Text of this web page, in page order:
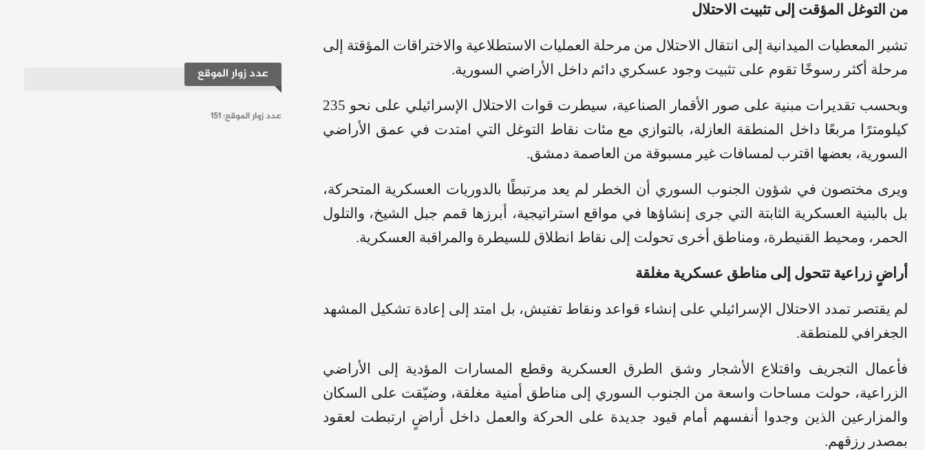
من التوغل المؤقت إلى تثبيت الاحتلال
تشير المعطيات الميدانية إلى انتقال الاحتلال من مرحلة العمليات الاستطلاعية والاختراقات المؤقتة إلى
مرحلة أكثر رسوخًا تقوم على تثبيت وجود عسكري دائم داخل الأراضي السورية.
وبحسب تقديرات مبنية على صور الأقمار الصناعية، سيطرت قوات الاحتلال الإسرائيلي على نحو 235
كيلومترًا مربعًا داخل المنطقة العازلة، بالتوازي مع مئات نقاط التوغل التي امتدت في عمق الأراضي
السورية، بعضها اقترب لمسافات غير مسبوقة من العاصمة دمشق.
ويرى مختصون في شؤون الجنوب السوري أن الخطر لم يعد مرتبطًا بالدوريات العسكرية المتحركة،
بل بالبنية العسكرية الثابتة التي جرى إنشاؤها في مواقع استراتيجية، أبرزها قمم جبل الشيخ، والتلول
الحمر، ومحيط القنيطرة، ومناطق أخرى تحولت إلى نقاط انطلاق للسيطرة والمراقبة العسكرية.
أراضٍ زراعية تتحول إلى مناطق عسكرية مغلقة
لم يقتصر تمدد الاحتلال الإسرائيلي على إنشاء قواعد ونقاط تفتيش، بل امتد إلى إعادة تشكيل المشهد
الجغرافي للمنطقة.
فأعمال التجريف واقتلاع الأشجار وشق الطرق العسكرية وقطع المسارات المؤدية إلى الأراضي
الزراعية، حولت مساحات واسعة من الجنوب السوري إلى مناطق أمنية مغلقة، وضيّقت على السكان
والمزارعين الذين وجدوا أنفسهم أمام قيود جديدة على الحركة والعمل داخل أراضٍ ارتبطت لعقود
بمصدر رزقهم.
عدد زوار الموقع
عدد زوار الموقع:151